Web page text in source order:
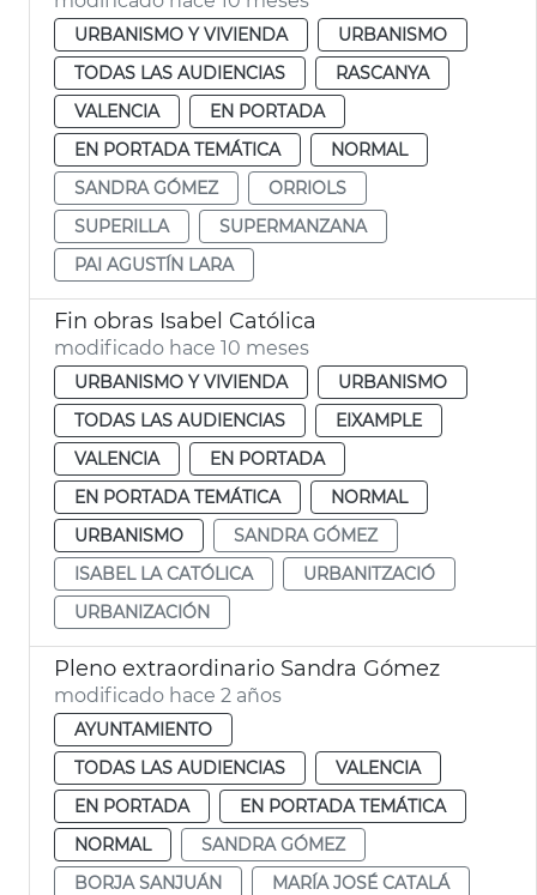
URBANISMO Y VIVIENDA
URBANISMO
TODAS LAS AUDIENCIAS
RASCANYA
VALENCIA
EN PORTADA
EN PORTADA TEMÁTICA
NORMAL
SANDRA GÓMEZ
ORRIOLS
SUPERILLA
SUPERMANZANA
PAI AGUSTÍN LARA
Fin obras Isabel Católica
modificado hace 10 meses
URBANISMO Y VIVIENDA
URBANISMO
TODAS LAS AUDIENCIAS
EIXAMPLE
VALENCIA
EN PORTADA
EN PORTADA TEMÁTICA
NORMAL
URBANISMO
SANDRA GÓMEZ
ISABEL LA CATÓLICA
URBANITZACIÓ
URBANIZACIÓN
Pleno extraordinario Sandra Gómez
modificado hace 2 años
AYUNTAMIENTO
TODAS LAS AUDIENCIAS
VALENCIA
EN PORTADA
EN PORTADA TEMÁTICA
NORMAL
SANDRA GÓMEZ
BORJA SANJUÁN
MARÍA JOSÉ CATALÁ